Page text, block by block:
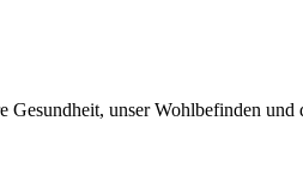
Gesundheit, unser Wohlbefinden